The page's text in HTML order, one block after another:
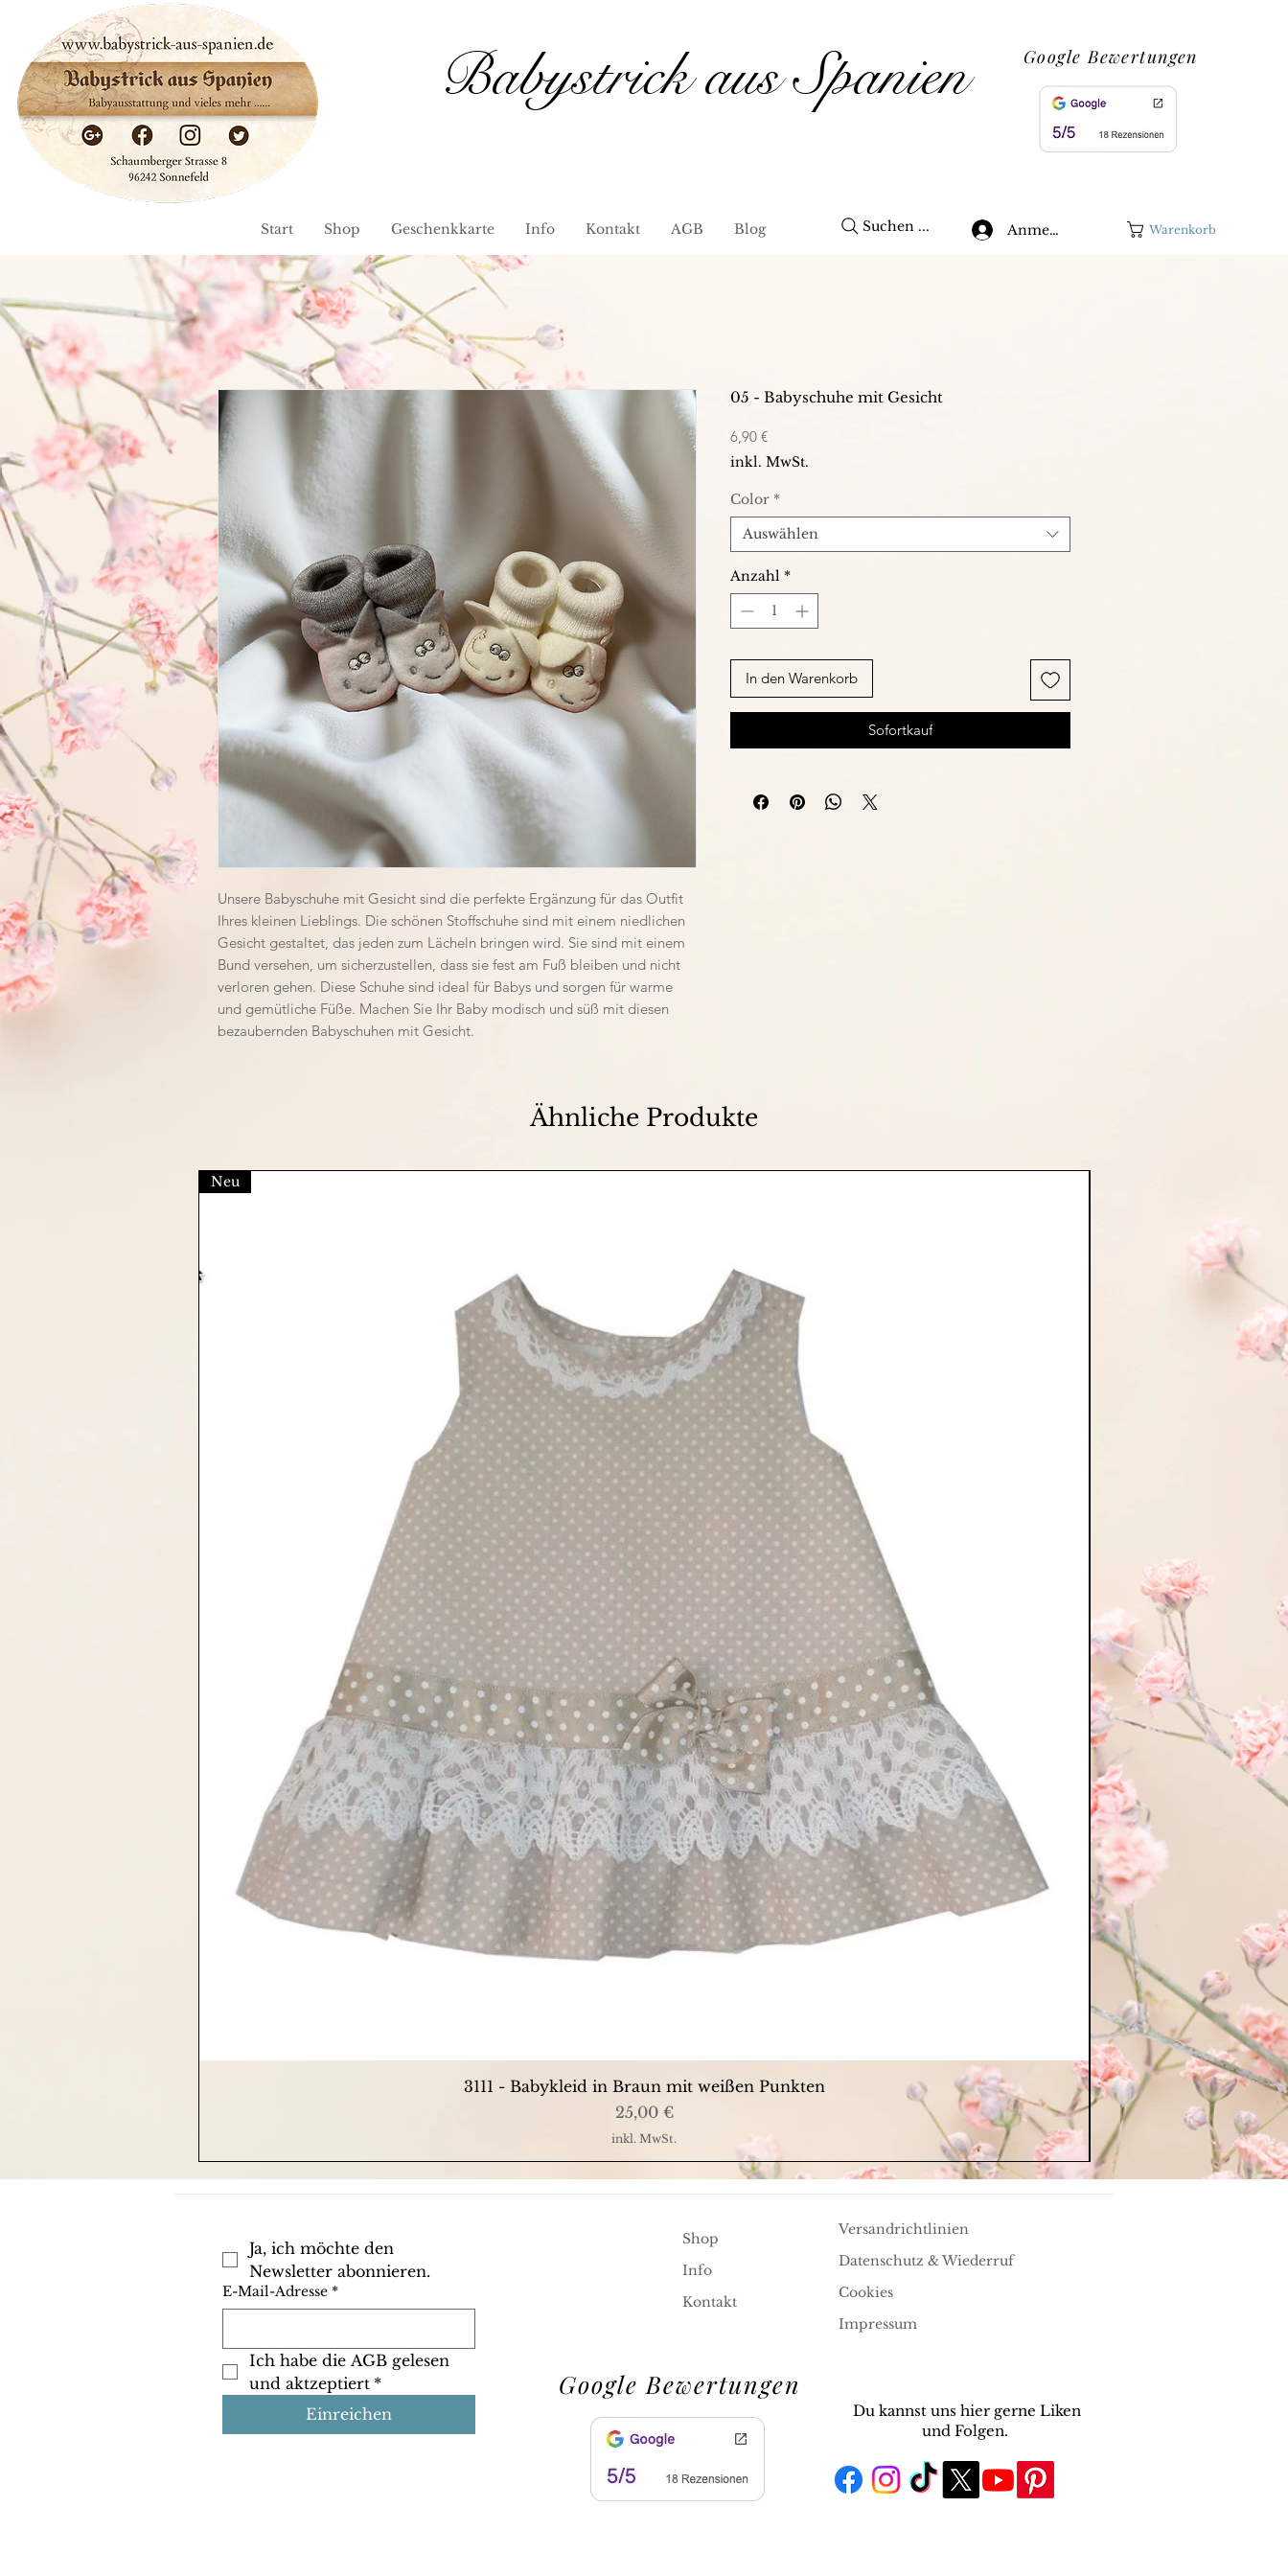
Babystrick aus Spanien Google Bewertungen
Start Shop Geschenkkarte Info Kontakt AGB Blog Suchen ... Anmelden Warenkorb
Unsere Babyschuhe mit Gesicht sind die perfekte Ergänzung für das Outfit
Ihres kleinen Lieblings. Die schönen Stoffschuhe sind mit einem niedlichen
Gesicht gestaltet, das jeden zum Lächeln bringen wird. Sie sind mit einem
Bund versehen, um sicherzustellen, dass sie fest am Fuß bleiben und nicht
verloren gehen. Diese Schuhe sind ideal für Babys und sorgen für warme
und gemütliche Füße. Machen Sie Ihr Baby modisch und süß mit diesen
bezaubernden Babyschuhen mit Gesicht.
05 - Babyschuhe mit Gesicht
6,90 €Preis
inkl. MwSt.
Color *
Auswählen
Anzahl *
In den Warenkorb
Sofortkauf
Ähnliche Produkte
Schnellansicht
Neu
3111 - Babykleid in Braun mit weißen Punkten
Preis
25,00 €
inkl. MwSt.
Ja, ich möchte den
Newsletter abonnieren.
E-Mail-Adresse *
Ich habe die AGB gelesen
und aktzeptiert *
Einreichen
Shop
Info
Kontakt
Google Bewertungen
Versandrichtlinien
Datenschutz & Wiederruf
Cookies
Impressum
Du kannst uns hier gerne Liken
und Folgen.